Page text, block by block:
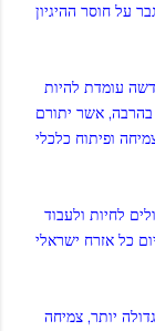
בהרבה, אשר יתורם